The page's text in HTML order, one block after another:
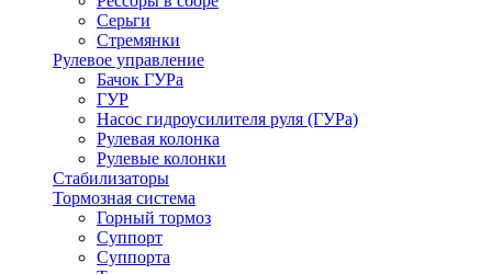
Серьги
Стремянки
Рулевое управление
Бачок ГУРа
ГУР
Насос гидроусилителя руля (ГУРа)
Рулевая колонка
Рулевые колонки
Стабилизаторы
Тормозная система
Горный тормоз
Суппорт
Суппорта